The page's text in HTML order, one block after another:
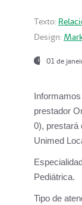
Texto:
Design:
01 de
prestador
0), prestará
Unimed
Pediátrica.
Tipo de